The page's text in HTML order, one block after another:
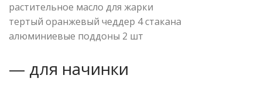
растительное масло для жарки
тертый оранжевый чеддер 4 стакана
алюминиевые поддоны 2 шт
— для начинки